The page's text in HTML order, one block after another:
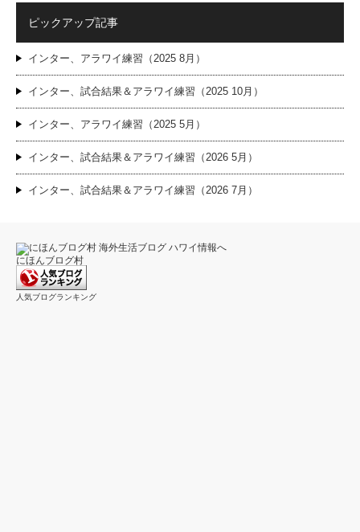
ピックアップ記事
インター、アラワイ練習（2025 8月）
インター、試合結果＆アラワイ練習（2025 10月）
インター、アラワイ練習（2025 5月）
インター、試合結果＆アラワイ練習（2026 5月）
インター、試合結果＆アラワイ練習（2026 7月）
にほんブログ村
人気ブログランキング